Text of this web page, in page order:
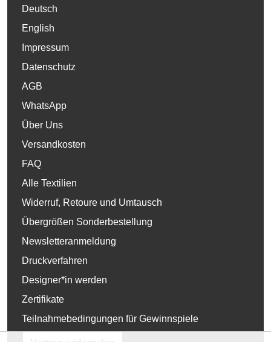
Deutsch
English
Impressum
Datenschutz
AGB
WhatsApp
Über Uns
Versandkosten
FAQ
Alle Textilien
Widerruf, Retoure und Umtausch
Übergrößen Sonderbestellung
Newsletteranmeldung
Druckverfahren
Designer*in werden
Zertifikate
Teilnahmebedingungen für Gewinnspiele